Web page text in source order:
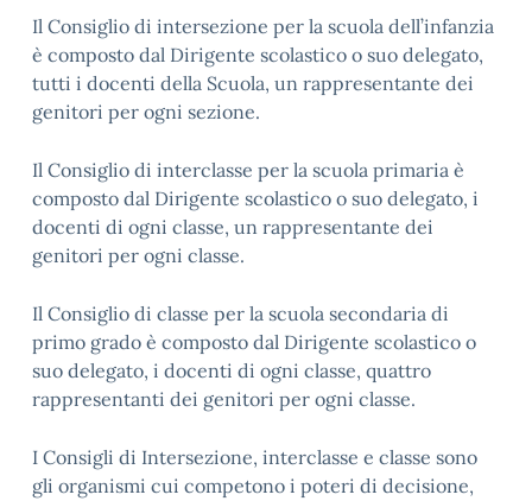
Il Consiglio di intersezione per la scuola dell’infanzia
è composto dal Dirigente scolastico o suo delegato,
tutti i docenti della Scuola, un rappresentante dei
genitori per ogni sezione.
Il Consiglio di interclasse per la scuola primaria è
composto dal Dirigente scolastico o suo delegato, i
docenti di ogni classe, un rappresentante dei
genitori per ogni classe.
Il Consiglio di classe per la scuola secondaria di
primo grado è composto dal Dirigente scolastico o
suo delegato, i docenti di ogni classe, quattro
rappresentanti dei genitori per ogni classe.
I Consigli di Intersezione, interclasse e classe sono
gli organismi cui competono i poteri di decisione,